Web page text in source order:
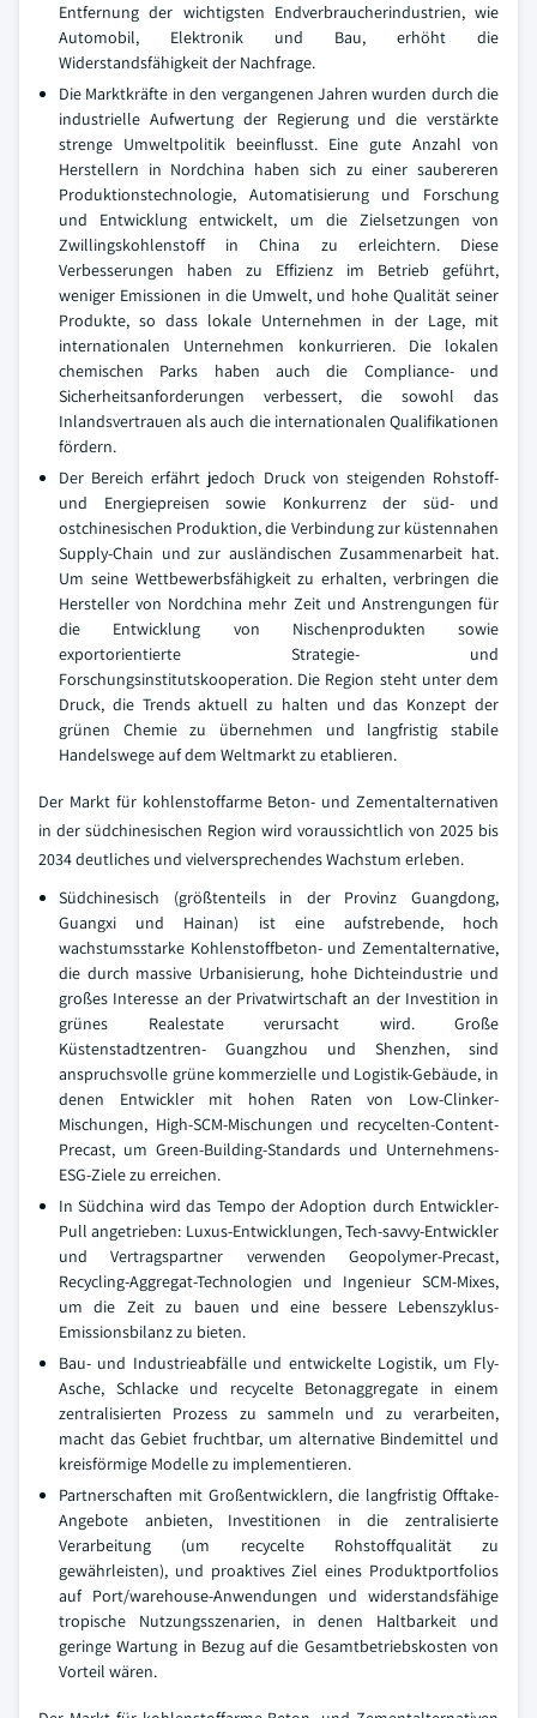
Entfernung der wichtigsten Endverbraucherindustrien, wie
Automobil, Elektronik und Bau, erhöht die
Widerstandsfähigkeit der Nachfrage.
Die Marktkräfte in den vergangenen Jahren wurden durch die
industrielle Aufwertung der Regierung und die verstärkte
strenge Umweltpolitik beeinflusst. Eine gute Anzahl von
Herstellern in Nordchina haben sich zu einer saubereren
Produktionstechnologie, Automatisierung und Forschung
und Entwicklung entwickelt, um die Zielsetzungen von
Zwillingskohlenstoff in China zu erleichtern. Diese
Verbesserungen haben zu Effizienz im Betrieb geführt,
weniger Emissionen in die Umwelt, und hohe Qualität seiner
Produkte, so dass lokale Unternehmen in der Lage, mit
internationalen Unternehmen konkurrieren. Die lokalen
chemischen Parks haben auch die Compliance- und
Sicherheitsanforderungen verbessert, die sowohl das
Inlandsvertrauen als auch die internationalen Qualifikationen
fördern.
Der Bereich erfährt jedoch Druck von steigenden Rohstoff-
und Energiepreisen sowie Konkurrenz der süd- und
ostchinesischen Produktion, die Verbindung zur küstennahen
Supply-Chain und zur ausländischen Zusammenarbeit hat.
Um seine Wettbewerbsfähigkeit zu erhalten, verbringen die
Hersteller von Nordchina mehr Zeit und Anstrengungen für
die Entwicklung von Nischenprodukten sowie
exportorientierte Strategie- und
Forschungsinstitutskooperation. Die Region steht unter dem
Druck, die Trends aktuell zu halten und das Konzept der
grünen Chemie zu übernehmen und langfristig stabile
Handelswege auf dem Weltmarkt zu etablieren.
Der Markt für kohlenstoffarme Beton- und Zementalternativen
in der südchinesischen Region wird voraussichtlich von 2025 bis
2034 deutliches und vielversprechendes Wachstum erleben.
Südchinesisch (größtenteils in der Provinz Guangdong,
Guangxi und Hainan) ist eine aufstrebende, hoch
wachstumsstarke Kohlenstoffbeton- und Zementalternative,
die durch massive Urbanisierung, hohe Dichteindustrie und
großes Interesse an der Privatwirtschaft an der Investition in
grünes Realestate verursacht wird. Große
Küstenstadtzentren- Guangzhou und Shenzhen, sind
anspruchsvolle grüne kommerzielle und Logistik-Gebäude, in
denen Entwickler mit hohen Raten von Low-Clinker-
Mischungen, High-SCM-Mischungen und recycelten-Content-
Precast, um Green-Building-Standards und Unternehmens-
ESG-Ziele zu erreichen.
In Südchina wird das Tempo der Adoption durch Entwickler-
Pull angetrieben: Luxus-Entwicklungen, Tech-savvy-Entwickler
und Vertragspartner verwenden Geopolymer-Precast,
Recycling-Aggregat-Technologien und Ingenieur SCM-Mixes,
um die Zeit zu bauen und eine bessere Lebenszyklus-
Emissionsbilanz zu bieten.
Bau- und Industrieabfälle und entwickelte Logistik, um Fly-
Asche, Schlacke und recycelte Betonaggregate in einem
zentralisierten Prozess zu sammeln und zu verarbeiten,
macht das Gebiet fruchtbar, um alternative Bindemittel und
kreisförmige Modelle zu implementieren.
Partnerschaften mit Großentwicklern, die langfristig Offtake-
Angebote anbieten, Investitionen in die zentralisierte
Verarbeitung (um recycelte Rohstoffqualität zu
gewährleisten), und proaktives Ziel eines Produktportfolios
auf Port/warehouse-Anwendungen und widerstandsfähige
tropische Nutzungsszenarien, in denen Haltbarkeit und
geringe Wartung in Bezug auf die Gesamtbetriebskosten von
Vorteil wären.